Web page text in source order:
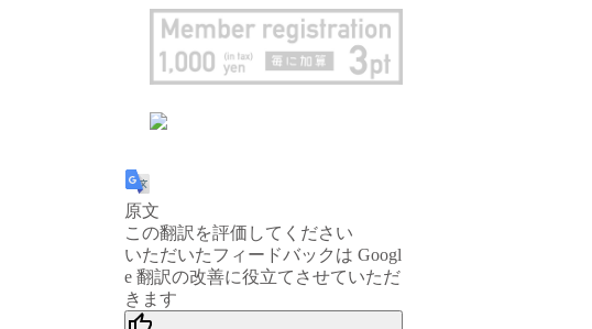
原文
この翻訳を評価してください
いただいたフィードバックは Googl
e 翻訳の改善に役立てさせていただ
きます